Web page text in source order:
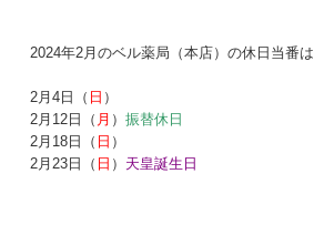
2024年2月のベル薬局（本店）の休日当番は
2月4日（ 日 ）
2月12日（ 月 ）振替休日
2月18日（ 日 ）
2月23日（ 日 ） 天皇誕生日